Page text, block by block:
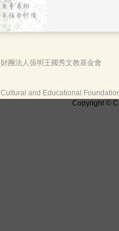
財團法人張明王國秀文教基金會
Cultural and Educational
Copyright ©